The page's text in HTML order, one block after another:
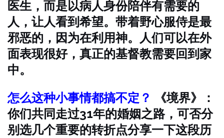
医生，而是以病人身份陪伴有需要的
人，让人看到希望。带着野心服侍是最
邪恶的，因为在利用神。人们可以在外
面表现很好，真正的基督教需要回到家
中。
怎么这种小事情都搞不定？
《境界》：
你们共同走过31年的婚姻之路，可否分
别选几个重要的转折点分享一下这段历